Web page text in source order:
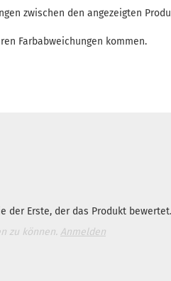
zwischen den angezeigten
Farbabweichungen kommen.
der Erste, der das Produkt bewertet.
zu können. Anmelden